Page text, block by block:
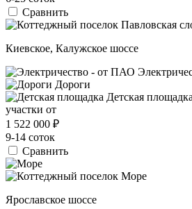
Сравнить
Киевское, Калужское шоссе
Дороги
Детская площадка
участки от
1 522 000 ₽
9-14 соток
Сравнить
Ярославское шоссе